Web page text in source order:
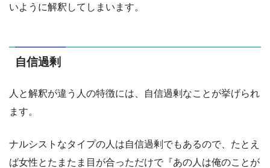
いように解釈してしまいます。
自信過剰
人と解釈が違う人の特徴には、自信過剰なことが挙げられ
ます。
ナルシストなタイプの人は自信過剰でもあるので、たとえ
ば女性とたまたま目が合っただけで『あの人は俺のことが